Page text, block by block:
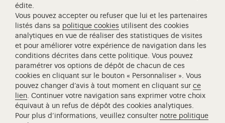
L'Opéra royal de Versailles
Centre de recherche du château de Versailles
Centre de Musique Baroque de Versailles
Réseau des Résidences Royales Européenne
Société des Amis de Versailles
Académie équestre nationale du domaine de Versailles
Campus Versailles
édite.
Vous pouvez accepter ou refuser que lui et les partenaires
listés dans sa politique cookies utilisent des cookies
analytiques en vue de réaliser des statistiques de visites
et pour améliorer votre expérience de navigation dans les
conditions décrites dans cette politique. Vous pouvez
paramétrer vos options de dépôt de chacun de ces
cookies en cliquant sur le bouton « Personnaliser ». Vous
pouvez changer d’avis à tout moment en cliquant surce
lien. Continuer votre navigation sans exprimer votre choix
équivaut à un refus de dépôt des cookies analytiques.
Pour plus d’informations, veuillez consulter notre politique